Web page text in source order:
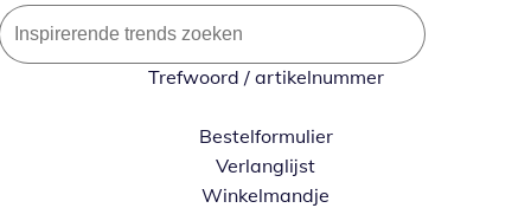
Trefwoord / artikelnummer
Bestelformulier
Verlanglijst
Winkelmandje